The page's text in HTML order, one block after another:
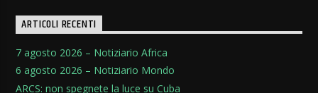
ARTICOLI RECENTI
7 agosto 2026 – Notiziario Africa
6 agosto 2026 – Notiziario Mondo
ARCS: non spegnete la luce su Cuba